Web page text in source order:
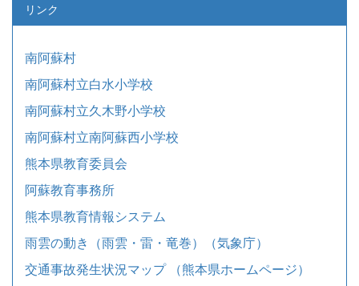
リンク
南阿蘇村
南阿蘇村立白水小学校
南阿蘇村立久木野小学校
南阿蘇村立南阿蘇西小学校
熊本県教育委員会
阿蘇教育事務所
熊本県教育情報システム
雨雲の動き（雨雲・雷・竜巻）（気象庁）
交通事故発生状況マップ （熊本県ホームページ）